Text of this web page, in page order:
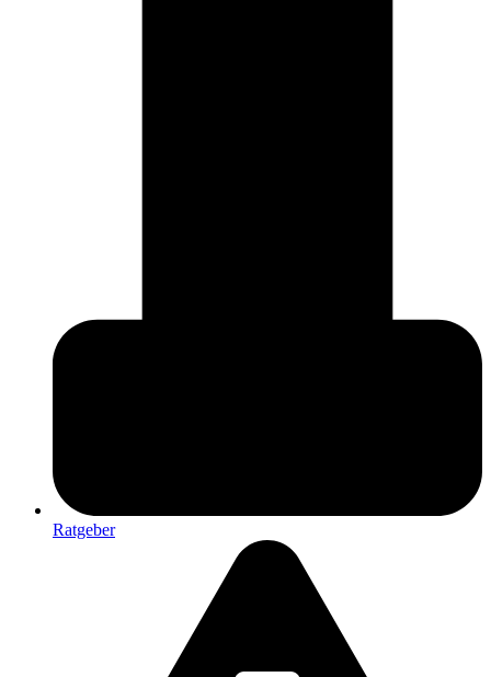
Ratgeber